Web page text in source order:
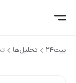
بیت۲۴ تحلیل‌ها